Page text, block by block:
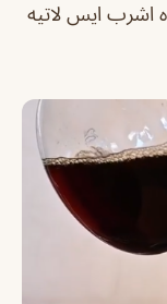
اشرب ايس لاتيه